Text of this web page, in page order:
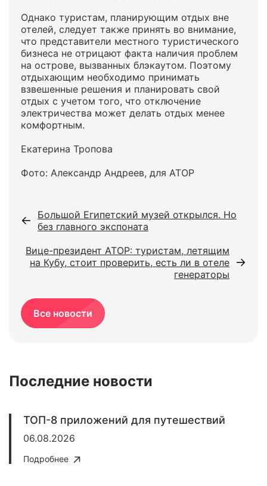
Однако туристам, планирующим отдых вне
отелей, следует также принять во внимание,
что представители местного туристического
бизнеса не отрицают факта наличия проблем
на острове, вызванных блэкаутом. Поэтому
отдыхающим необходимо принимать
взвешенные решения и планировать свой
отдых с учетом того, что отключение
электричества может делать отдых менее
комфортным.
Екатерина Тропова
Фото: Александр Андреев, для АТОР
Большой Египетский музей открылся. Но
без главного экспоната
Вице-президент АТОР: туристам, летящим
на Кубу, стоит проверить, есть ли в отеле
генераторы
Все новости
Последние новости
ТОП-8 приложений для путешествий
06.08.2026
Подробнее